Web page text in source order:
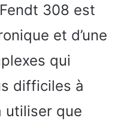
308 est
et d’une
qui
difficiles à
utiliser que